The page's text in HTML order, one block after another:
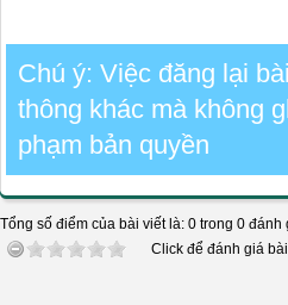
Chú ý: Việc đăng lại
thông khác mà không
phạm bản quyền
Tổng số điểm của bài viết là: 0 trong 0 đánh
Click để đánh giá